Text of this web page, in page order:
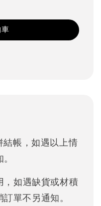
結帳，如遇以上情
，如遇缺貨或材積
單不另通知。